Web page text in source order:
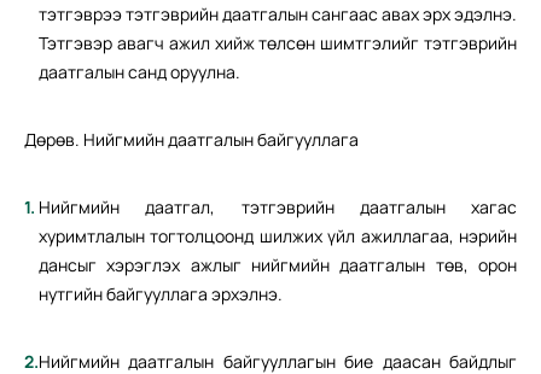
тэтгэврээ тэтгэврийн даатгалын сангаас авах эрх эдэлнэ.
Тэтгэвэр авагч ажил хийж төлсөн шимтгэлийг тэтгэврийн
даатгалын санд оруулна.
Дөрөв. Нийгмийн даатгалын байгууллага
Нийгмийн даатгал, тэтгэврийн даатгалын хагас
хуримтлалын тогтолцоонд шилжих үйл ажиллагаа, нэрийн
дансыг хэрэглэх ажлыг нийгмийн даатгалын төв, орон
нутгийн байгууллага эрхэлнэ.
Нийгмийн даатгалын байгууллагын бие даасан байдлыг